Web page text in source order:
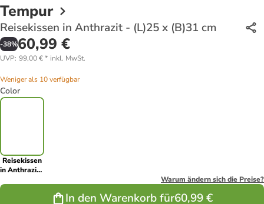
Tempur
Reisekissen in Anthrazit - (L)25 x (B)31 cm
-38%60,99 €
UVP: 99,00 €* inkl. MwSt.
Weniger als 10 verfügbar
Color
Reisekissen
in Anthrazit -
Warum ändern sich die Preise?
In den Warenkorb für60,99 €